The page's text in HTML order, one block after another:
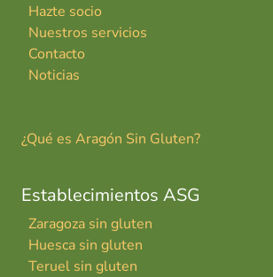
Hazte socio
Nuestros servicios
Contacto
Noticias
¿Qué es Aragón Sin Gluten?
Establecimientos ASG
Zaragoza sin gluten
Huesca sin gluten
Teruel sin gluten